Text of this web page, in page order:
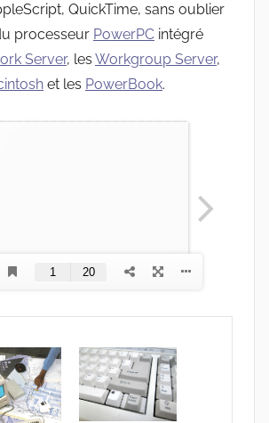
QuickTime, sans oublier
processeur PowerPC intégré
Server, les Workgroup Server,
et les PowerBook.